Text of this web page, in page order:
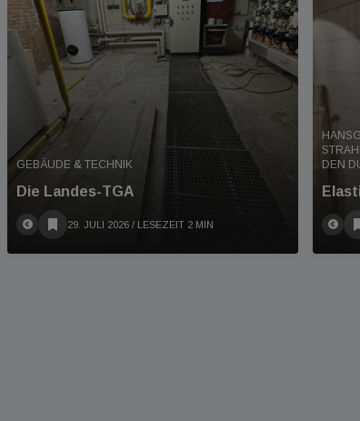
GEBÄUDE & TECHNIK
Die Landes-TGA
29. JULI 2026 / LESEZEIT 2 MIN
DEN